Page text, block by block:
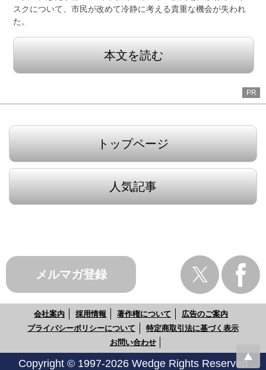
スクについて、市民が改めて冷静に考える貴重な機会が失われ
た。
本文を読む
PR
トップページ
人気記事
メルマガ登録
会社案内 採用情報 著作権について
広告のご案内
プライバシーポリシーについて
特定商取引法に基づく表示
お問い合わせ
Copyright © 1997-2026 Wedge Rights Reserved